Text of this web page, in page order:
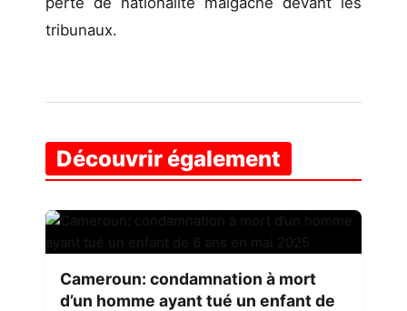
tribunaux.
Découvrir également
Cameroun: condamnation à mort
d’un homme ayant tué un enfant de